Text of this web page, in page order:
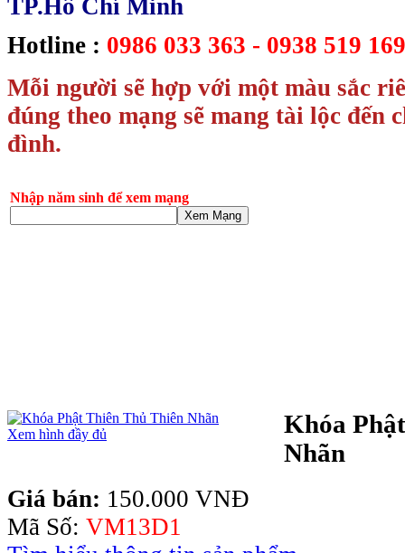
TP.Hồ Chí Minh
Hotline : 0986 033 363 - 0938 519
Mỗi người sẽ hợp với một màu sắc
đúng theo mạng sẽ mang tài lộc đến
đình.
Nhập năm sinh để xem mạng
Xem Mạng
Xem hình đầy đủ
Khóa
Nhãn
Giá bán: 150.000 VNĐ
Mã Số: VM13D1